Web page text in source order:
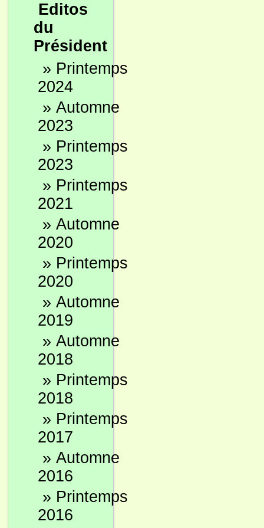
Editos
du
Président
» Printemps
2024
» Automne
2023
» Printemps
2023
» Printemps
2021
» Automne
2020
» Printemps
2020
» Automne
2019
» Automne
2018
» Printemps
2018
» Printemps
2017
» Automne
2016
» Printemps
2016